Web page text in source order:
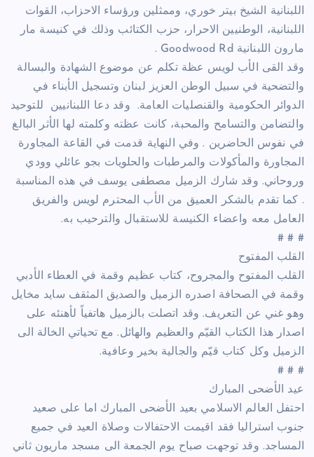
اللبنانية الشيخ بيتر خوري، وممثلين ورؤساء الاحزاب، القوات
اللبنانية، الوطنيين الاحرار، حزب الكتائب وذلك في كنيسة مار
مارون اللبنانية Goodwood Rd .
وقد القى الأب لويس عظة تكلم عن موضوع الشهادة والبسالة
والتضحية في سبيل الوطن العزيز لبنان وتسجيل الأبناء في
الدوائر الحكومية والقنصليات العامة. وقد دعا اللبنانيين للتوحيد
والتضامن والتسامح والمحبة، كانت عظته وكلمته لها الأثر البالغ
في نفوس الحاضرين . وفي النهاية قدمت في القاعة المجاورة
المجاورة والمأكولات والمرطبات والحلويات بجو عائلي وودي
وروحاني. وقد شارك الزميل مصطفى يوسف في هذه المناسبة
. كما تقدم بالشكر العميق من الأب المحترم لويس والفريق
العامل معه واعضاء الكنيسة للاستقبال والترحيب به.
# # #
القلب المفتوح
القلب المفتوح والمجروح، كتاب عظيم وقمة في العطاء الأدبي
وقمة في الصحافة اصدره الزميل والصديق المثقف سايد مخايل
وهو غني عن التعريف. وقد اتصلت بالزميل هاتفياً لأهنئه على
اصدار هذا الكتاب القيّم والعظيم والهائل. مع تحياتي الخالة الى
الزميل وكل كتاب قيّم والجالية بخير وعافية.
# # #
عيد الأضحى المبارك
احتفل العالم الاسلامي بعيد الأضحى المبارك اما على صعيد
جنوب استراليا فقد اقيمت الاحتفالات وصلاة العيد في جميع
المساجد. وقد توجهت صباح يوم الجمعة الى مسجد ماريون ثاني